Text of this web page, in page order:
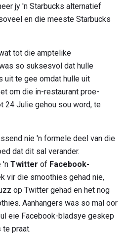
jy 'n Starbucks alternatief
en die meeste Starbucks
tot die amptelike
so suksesvol dat hulle
uit te gee omdat hulle uit
om die in-restaurant proe-
24 Julie gehou sou word, te
nie 'n formele deel van die
dat dit sal verander.
'n Twitter of Facebook-
vir die smoothies gehad nie,
op Twitter gehad en het nog
Aanhangers was so mal oor
eie Facebook-bladsye geskep
praat.